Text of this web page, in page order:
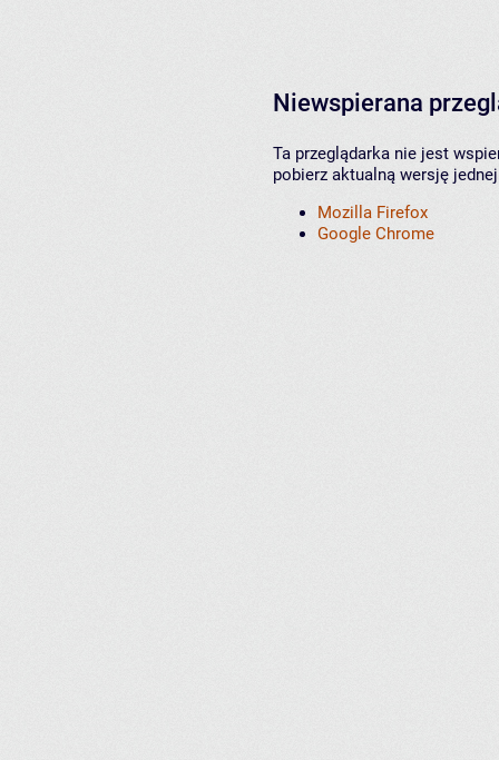
Niewspierana
Ta przeglądarka nie jest
pobierz aktualną wersję
Mozilla Firefox
Google Chrome